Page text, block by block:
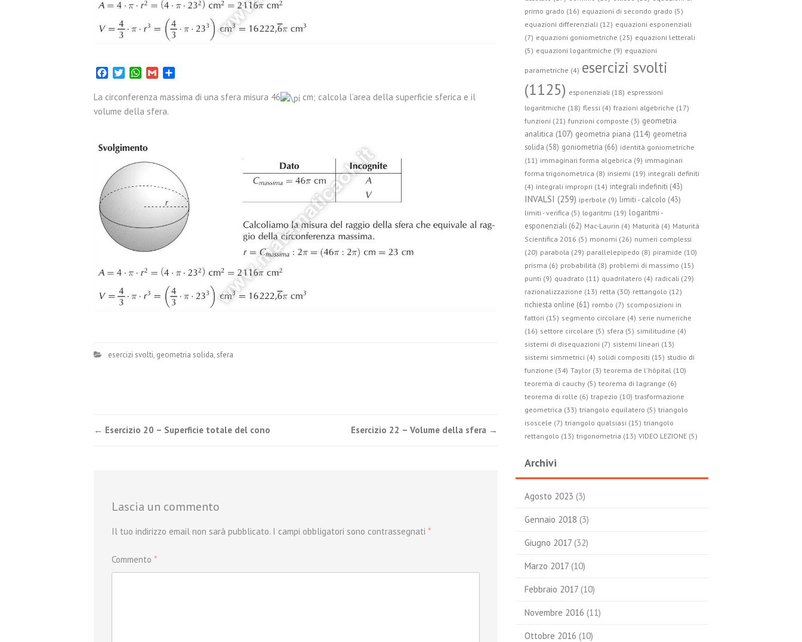
FacebookTwitterWhatsApp
Gmail
La circonferenza massima di una sfera misura 46
cm; calcola l’area della superficie sferica e il
volume della sfera.
esercizi svolti, geometria solida, sfera
Post
← Esercizio 20 – Superficie totale del cono Esercizio 22 – Volume della sfera →
Lascia un commento
Il tuo indirizzo email non sarà pubblicato. I campi obbligatori sono contrassegnati *
Commento *
primo grado (16) equazioni di secondo grado (5)
equazioni differenziali (12) equazioni esponenziali
(7) equazioni goniometriche (25) equazioni letterali
(5) equazioni logaritmiche (9) equazioni
parametriche (4) esercizi svolti
(1125) esponenziali (18) espressioni
logaritmiche (18) flessi (4) frazioni algebriche (17)
funzioni (21) funzioni composte (3) geometria
analitica (107) geometria piana (114) geometria
solida (58) goniometria (66) identità goniometriche
(11) immaginari forma algebrica (9) immaginari
forma trigonometrica (8) insiemi (19) integrali definiti
(4) integrali impropri (14) integrali indefiniti (43)
INVALSI (259) iperbole (9) limiti - calcolo (43)
limiti - verifica (5) logaritmi (19) logaritmi -
esponenziali (62) Mac-Laurin (4) Maturità (4) Maturità
Scientifica 2016 (5) monomi (26) numeri complessi
(20) parabola (29) parallelepipedo (8) piramide (10)
prisma (6) probabilità (8) problemi di massimo (15)
punti (9) quadrato (11) quadrilatero (4) radicali (29)
razionalizzazione (13) retta (30) rettangolo (12)
richiesta online (61) rombo (7) scomposizioni in
fattori (15) segmento circolare (4) serie numeriche
(16) settore circolare (5) sfera (5) similitudine (4)
sistemi di disequazioni (7) sistemi lineari (13)
sistemi simmetrici (4) solidi compositi (15) studio di
funzione (34) Taylor (3) teorema de l'hôpital (10)
teorema di cauchy (5) teorema di lagrange (6)
teorema di rolle (6) trapezio (10) trasformazione
geometrica (33) triangolo equilatero (5) triangolo
isoscele (7) triangolo qualsiasi (15) triangolo
rettangolo (13) trigonometria (13) VIDEO LEZIONE (5)
Archivi
Agosto 2023 (3)
Gennaio 2018 (3)
Giugno 2017(32)
Marzo 2017(10)
Febbraio 2017(10)
Novembre 2016 (11)
Ottobre 2016 (10)